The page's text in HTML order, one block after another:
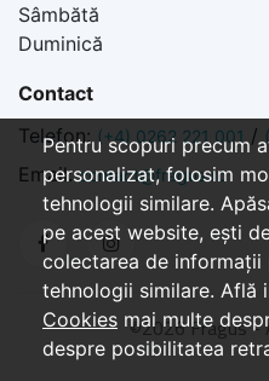
Sâmbătă
Duminică
Contact
Telefon: (+4) 0262 221 001 /
Email:contact@fragus.ro
©2026 Fragus -
Pentru scopuri precum
personalizat, folosim
tehnologii similare.
pe acest website, ești
colectarea de informații
tehnologii similare. Află
Cookies mai multe
despre posibilitatea